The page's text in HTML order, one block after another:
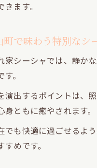
ます。
町で味わう特別なシ
家シーシャでは、静か
。
演出するポイントは、
身ともに癒やされます。
でも快適に過ごせるよ
めです。